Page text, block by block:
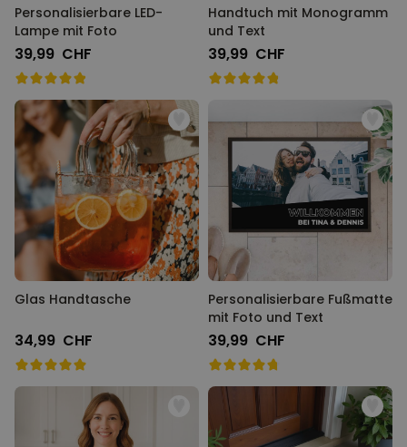
Personalisierbare LED-
Lampe mit Foto
39,99 CHF
Handtuch mit Monogramm
und Text
39,99 CHF
Glas Handtasche
34,99 CHF
Personalisierbare Fußmatte
mit Foto und Text
39,99 CHF